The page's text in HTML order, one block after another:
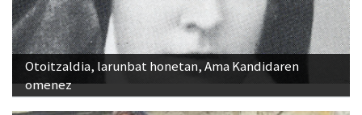
Otoitzaldia, larunbat honetan, Ama Kandidaren
omenez